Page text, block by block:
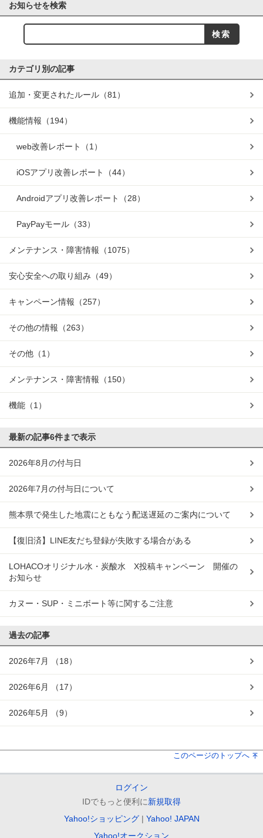
お知らせを検索
カテゴリ別の記事
追加・変更されたルール （81）
機能情報 （194）
web改善レポート （1）
iOSアプリ改善レポート （44）
Androidアプリ改善レポート （28）
PayPayモール （33）
メンテナンス・障害情報 （1075）
安心安全への取り組み （49）
キャンペーン情報 （257）
その他の情報 （263）
その他 （1）
メンテナンス・障害情報 （150）
機能 （1）
最新の記事6件まで表示
2026年8月の付与日
2026年7月の付与日について
熊本県で発生した地震にともなう配送遅延のご案内について
【復旧済】LINE友だち登録が失敗する場合がある
LOHACOオリジナル水・炭酸水 X投稿キャンペーン 開催の
お知らせ
カヌー・SUP・ミニボート等に関するご注意
過去の記事
2026年7月 （18）
2026年6月 （17）
2026年5月 （9）
このページのトップへ
ログイン
IDでもっと便利に新規取得
Yahoo!ショッピング
Yahoo! JAPAN
Yahoo!オークション